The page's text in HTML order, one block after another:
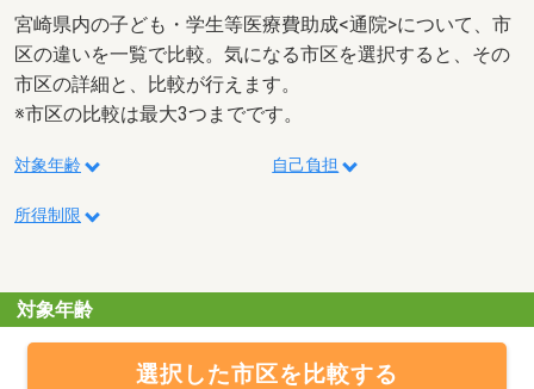
宮崎県内の子ども・学生等医療費助成<通院>について、市
区の違いを一覧で比較。気になる市区を選択すると、その
市区の詳細と、比較が行えます。
※市区の比較は最大3つまでです。
対象年齢 自己負担
所得制限
対象年齢
選択した市区を比較する